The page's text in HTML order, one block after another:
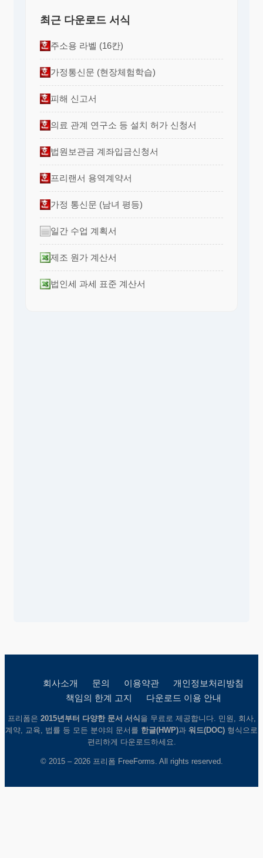
최근 다운로드 서식
주소용 라벨 (16칸)
가정통신문 (현장체험학습)
피해 신고서
의료 관계 연구소 등 설치 허가 신청서
법원보관금 계좌입금신청서
프리랜서 용역계약서
가정 통신문 (남녀 평등)
일간 수업 계획서
제조 원가 계산서
법인세 과세 표준 계산서
회사소개 문의 이용약관
개인정보처리방침
책임의 한계 고지
다운로드 이용 안내
프리폼은 2015년부터 다양한 문서 서식 을 무료로 제공합니다. 민원, 회사,
계약, 교육, 법률 등 모든 분야의 문서를 한글(HWP)과 워드(DOC) 형식으로
편리하게 다운로드하세요.
© 2015 – 2026 프리폼 FreeForms. All rights reserved.